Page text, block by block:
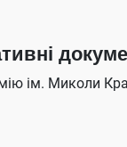
ім. Миколи
ФЕН